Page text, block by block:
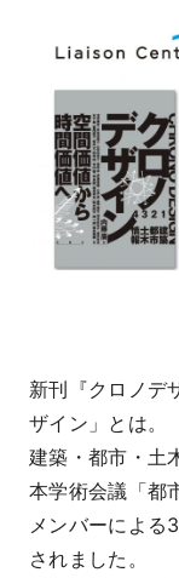
新刊『クロノデ
ザイン」とは。
建築・都市・土
本学術会議「都
メンバーによる
されました。